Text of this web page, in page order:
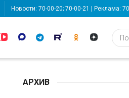
Новости: 70-00-20; 70-00-21 | Реклама:
АРХИВ